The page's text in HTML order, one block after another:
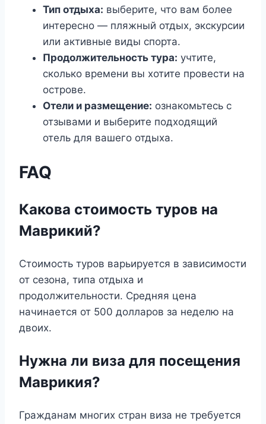
Тип отдыха: выберите, что вам более
интересно — пляжный отдых, экскурсии
или активные виды спорта.
Продолжительность тура: учтите,
сколько времени вы хотите провести на
острове.
Отели и размещение: ознакомьтесь с
отзывами и выберите подходящий
отель для вашего отдыха.
FAQ
Какова стоимость туров на
Маврикий?
Стоимость туров варьируется в зависимости
от сезона, типа отдыха и
продолжительности. Средняя цена
начинается от 500 долларов за неделю на
двоих.
Нужна ли виза для посещения
Маврикия?
Гражданам многих стран виза не требуется